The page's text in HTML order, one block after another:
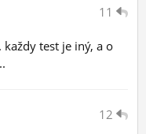
11
test je iný, a o
12